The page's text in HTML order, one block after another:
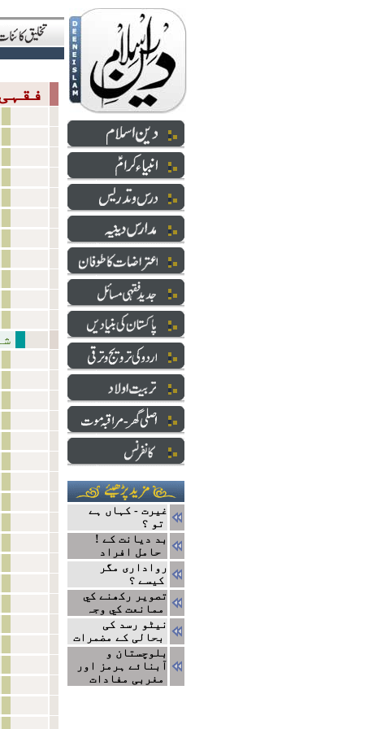
غیرت - کہاں ہے
تو ؟
! بد دیانت کے
حامل افراد
رواداری مگر
کیسے ؟
تصوير رکھنے کي
ممانعت کي وجہ
نیٹو رسد کی
بحالی کے مضمرات
بلوچستان و
آبنائے ہرمز اور
مغربی مفادات